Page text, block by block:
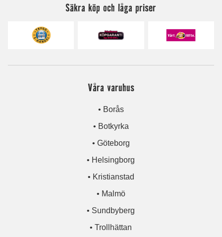
Säkra köp och låga priser
Våra varuhus
• Borås
• Botkyrka
• Göteborg
• Helsingborg
• Kristianstad
• Malmö
• Sundbyberg
• Trollhättan